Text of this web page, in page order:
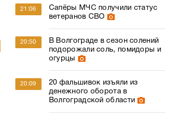
21:06
Сапёры МЧС получили статус
ветеранов СВО
20:50
В Волгограде в сезон солений
подорожали соль, помидоры и
огурцы
20:09
20 фальшивок изъяли из
денежного оборота в
Волгоградской области